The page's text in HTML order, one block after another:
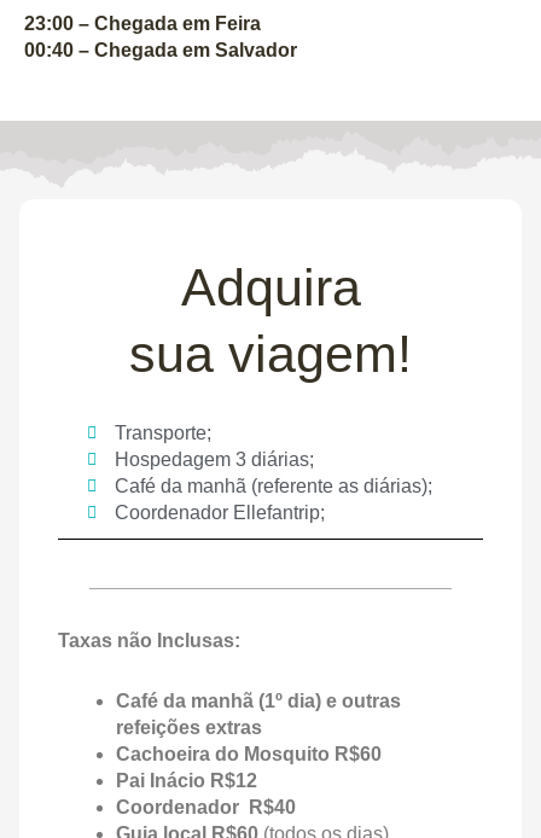
23:00 – Chegada em Feira
00:40 – Chegada em Salvador
Adquira
sua viagem!
Transporte;
Hospedagem 3 diárias;
Café da manhã (referente as diárias);
Coordenador Ellefantrip;
Taxas não Inclusas:
Café da manhã (1º dia) e outras
refeições extras
Cachoeira do Mosquito R$60
Pai Inácio R$12
Coordenador R$40
Guia local R$60 (todos os dias)